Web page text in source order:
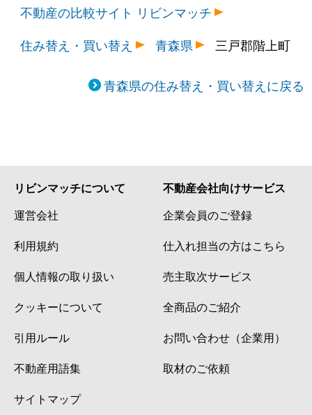
不動産の比較サイト リビンマッチ
住み替え・買い替え
青森県 三戸郡階上町
青森県の住み替え・買い替えに戻る
リビンマッチについて
運営会社
利用規約
個人情報の取り扱い
クッキーについて
引用ルール
不動産用語集
サイトマップ
不動産会社向けサービス
企業会員のご登録
仕入れ担当の方はこちら
売主取次サービス
全商品のご紹介
お問い合わせ（企業用）
取材のご依頼